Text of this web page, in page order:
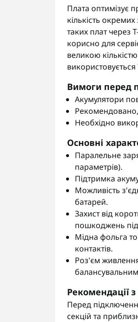
Плата оптимізує
кількість
таких плат через
корисно для
великою
Вимоги перед
Акумулятори
Необхідно
Основні
Паралельне
параметрів).
Підтримка
Можливість
батарей.
Захист від
пошкоджень
Мідна фольга
контактів.
Роз'єм
Рекомендації
Перед
секцій та